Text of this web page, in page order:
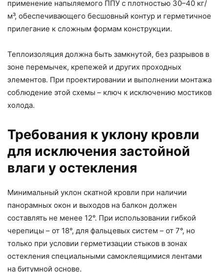
применение напыляемого ППУ с плотностью 30–40 кг/
м³, обеспечивающего бесшовный контур и герметичное
прилегание к сложным формам конструкции.
Теплоизоляция должна быть замкнутой, без разрывов в
зоне перемычек, крепежей и других проходных
элементов. При проектировании и выполнении монтажа
соблюдение этой схемы – ключ к исключению мостиков
холода.
Требования к уклону кровли
для исключения застойной
влаги у остекления
Минимальный уклон скатной кровли при наличии
панорамных окон и выходов на балкон должен
составлять не менее 12°. При использовании гибкой
черепицы – от 18°, для фальцевых систем – от 7°, но
только при условии герметизации стыков в зонах
остекления специальными самоклеящимися лентами
на битумной основе.